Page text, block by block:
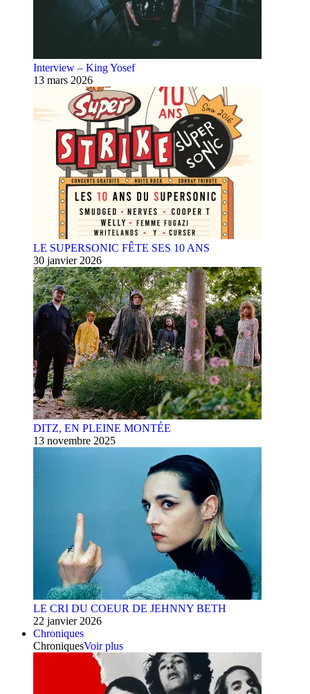
Interview – King Yosef
13 mars 2026
LE SUPERSONIC FÊTE SES 10 ANS
30 janvier 2026
DITZ, EN PLEINE MONTÉE
13 novembre 2025
LE CRI DU COEUR DE JEHNNY BETH
22 janvier 2026
Chroniques
ChroniquesVoir plus